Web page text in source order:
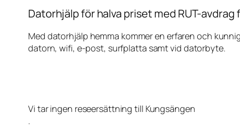
Datorhjälp för halva priset med RUT-avdrag
Med datorhjälp hemma kommer en erfaren och
datorn, wifi, e-post, surfplatta samt vid datorbyte.
Vi tar ingen reseersättning till Kungsängen
.